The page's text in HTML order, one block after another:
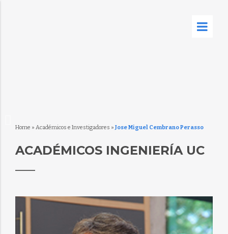
Home » Académicos e Investigadores » Jose Miguel Cembrano Perasso
ACADÉMICOS INGENIERÍA UC